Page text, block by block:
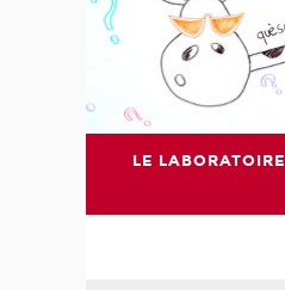
LE LABORATOIRE